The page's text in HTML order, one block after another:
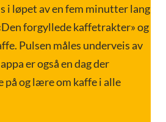
i løpet av en fem minutter lang
forgyllede kaffetrakter» og
Pulsen måles underveis av
er også en dag der
på og lære om kaffe i alle